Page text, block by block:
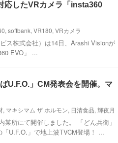
応したVRカメラ「insta360
, softbank, VR180, VRカメラ
ス株式会社）は14日、Arashi Visionが
EVO」 ...
U.F.O.」CM発表会を開催。マ
, マキシマム ザ ホルモン, 日清食品, 輝夜月
所にて開催しました。 「どん兵衛」
U.F.O.」で地上波TVCM登場！ ...